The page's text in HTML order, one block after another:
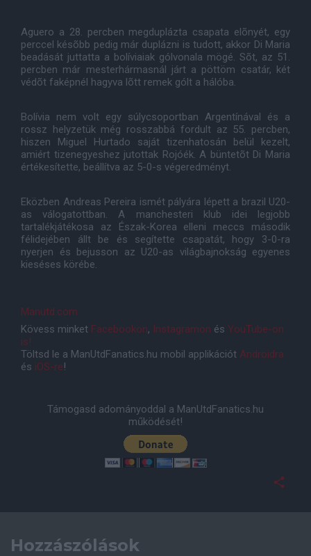
Aguero a 28. percben megduplázta csapata elõnyét, egy
perccel késõbb pedig már duplázni is tudott, akkor Di Maria
beadását juttatta a bolíviaiak gólvonala mögé. Sõt, az 51.
percben már mesterhármasnál járt a pöttöm csatár, két
védõt faképnél hagyva lõtt remek gólt a hálóba.
Bolívia nem volt egy súlycsoportban Argentínával és a
rossz helyzetük még rosszabbá fordult az 55. percben,
hiszen Miguel Hurtado saját tizenhatosán belül kezelt,
amiért tizenegyeshez jutottak Rojóék. A büntetõt Di Maria
értékesítette, beállítva az 5-0-s végeredményt.
Eközben Andreas Pereira ismét pályára lépett a brazil U20-
as válogatottban. A manchesteri klub idei legjobb
tartalékjátékosa az Észak-Korea elleni meccs második
félidejében állt be és segítette csapatát, hogy 3-0-ra
nyerjen és bejusson az U20-as világbajnokság egyenes
kieséses körébe.
Manutd.com
Kövess minket Facebookon, Instagramon és YouTube-on
is!
Töltsd le a ManUtdFanatics.hu mobil applikációt Androidra
és iOS-re!
Támogasd adományoddal a ManUtdFanatics.hu
működését!
Hozzászólások